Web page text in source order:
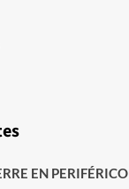
EN PERIFÉRICO